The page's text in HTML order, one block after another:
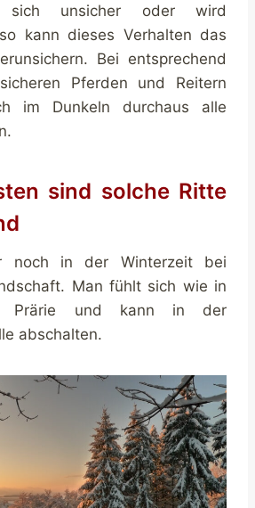
sich unsicher oder wird
kann dieses Verhalten das
Bei entsprechend
Pferden und Reitern
im Dunkeln durchaus alle
sind solche Ritte
noch in der Winterzeit bei
Man fühlt sich wie in
Prärie und kann in der
abschalten.